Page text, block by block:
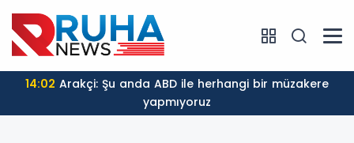
14:02
yapmıyoruz